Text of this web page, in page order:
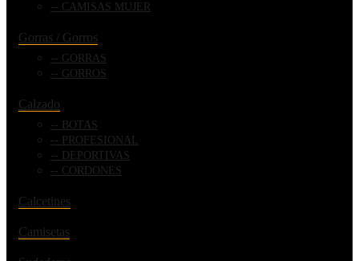
CAMISAS MUJER
Gorras / Gorros
GORRAS
GORROS
Calzado
BOTAS
PROFESIONAL
DEPORTIVAS
CORDONES
Calcetines
Camisetas